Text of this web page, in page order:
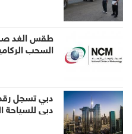
طقس الغد صحو
السحب
دبي للسياحة